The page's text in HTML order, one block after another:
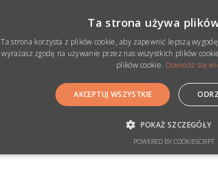
Ta strona używa
Ta strona korzysta z plików cookie, aby zapewnić lepszą
wyrażasz zgodę na używanie przez nas wszystkich plików
plików cookie. Dowiedz się
AKCEPTUJ WSZYSTKIE
POKAŻ SZCZEGÓŁY
POWERED BY COOKIESCRIPT